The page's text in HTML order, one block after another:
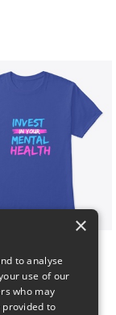
$23
×
to analyse
use of our
who may
to